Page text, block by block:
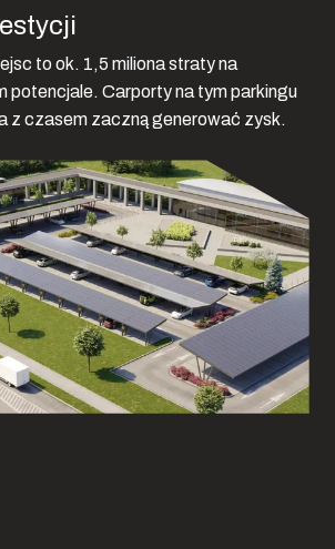
to ok. 1,5 miliona straty na
potencjale. Carporty na tym parkingu
z czasem zaczną generować zysk.